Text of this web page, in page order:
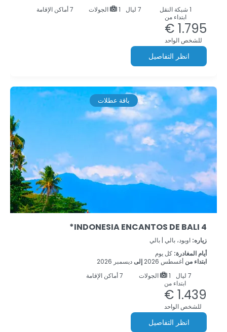
شبكة النقل ليال 1 الجولات
ابتداء من
1.795 €
للشخص الواحد
انظر التفاصيل
باقة عطلات
INDONESIA ENCANTOS DE BALI 4*
زياره: اوبود، بالي | بالي
أيام المغادرة: كل يوم
ابتداء من أغسطس 2026 إلىديسمبر 2026
ليال 1 الجولات
ابتداء من
1.439 €
للشخص الواحد
انظر التفاصيل